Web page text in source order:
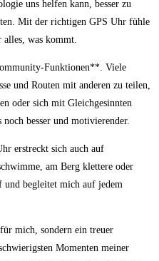
uns helfen kann, ⁤besser zu
Mit der ⁣richtigen GPS Uhr fühle
was kommt.
Funktionen**. Viele⁢
und Routen mit anderen ⁤zu ​teilen,⁤
oder‌ sich mit Gleichgesinnten​
noch⁢ besser und motivierender.
erstreckt sich auch auf⁢
‍am Berg klettere ⁣oder
und begleitet mich auf⁤ jedem
mich, ⁢sondern ‍ein treuer
Momenten meiner​